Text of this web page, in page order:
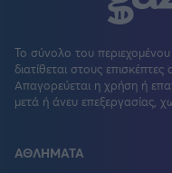
Το σύνολο του
διατίθεται στους
Απαγορεύεται η χρήση ή
μετά ή άνευ επεξεργασίας,
ΑΘΛΗΜΑΤΑ